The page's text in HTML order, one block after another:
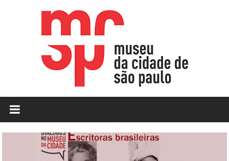
MCSP
Museu